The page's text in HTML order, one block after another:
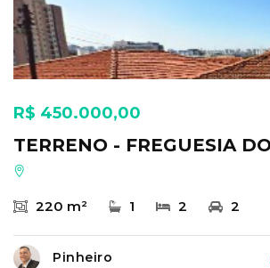
R$ 450.000,00
TERRENO - FREGUESIA
220 m² 1 2 2
Pinheiro